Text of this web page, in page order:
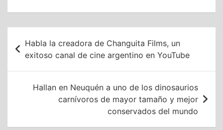
Navegación
de
entradas
Habla la creadora de Changuita Films, un
exitoso canal de cine argentino en YouTube
Hallan en Neuquén a uno de los dinosaurios
carnívoros de mayor tamaño y mejor
conservados del mundo